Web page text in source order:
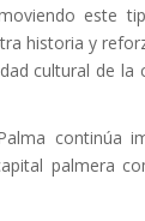
este
historia y
cultural de
continúa
palmera